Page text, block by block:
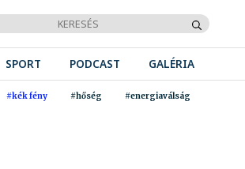
SPORT PODCAST GALÉRIA
#kék fény #hőség #energiaválság